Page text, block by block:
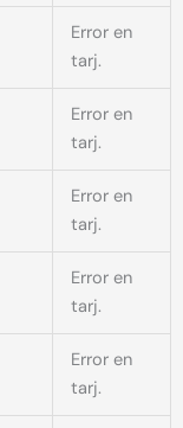
Error en
tarj.
Error en
tarj.
Error en
tarj.
Error en
tarj.
Error en
tarj.